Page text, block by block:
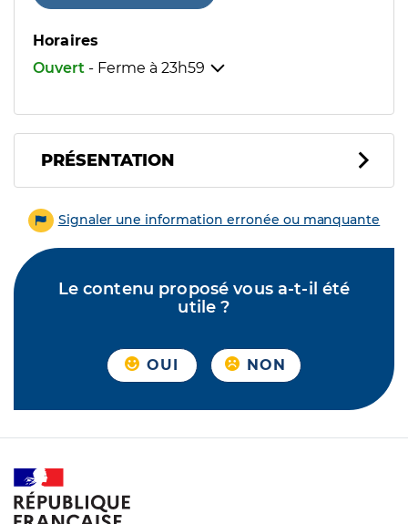
Horaires
Ouvert - Ferme à 23h59
PRÉSENTATION
Signaler une information erronée ou manquante
Le contenu proposé vous a-t-il été
utile ?
OUI NON